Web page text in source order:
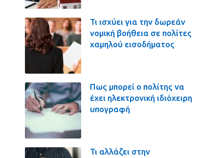
Τι ισχύει για την δωρεάν
νομική βοήθεια σε πολίτες
χαμηλού εισοδήματος
Πως μπορεί ο πολίτης να
έχει ηλεκτρονική ιδιόχειρη
υπογραφή
Τι αλλάζει στην